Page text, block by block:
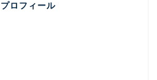
プロフィール